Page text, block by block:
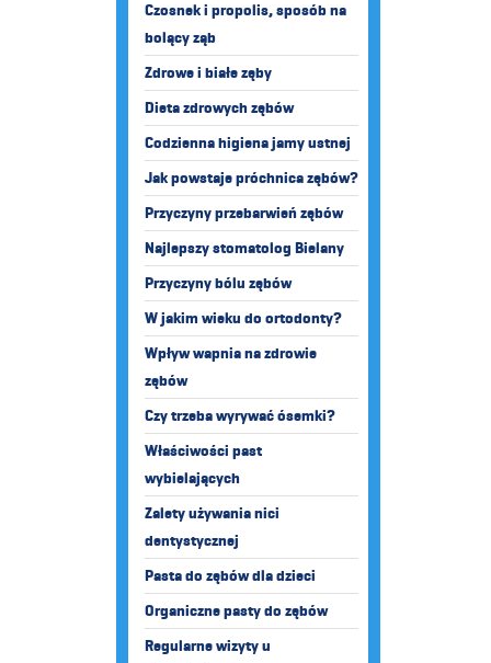
Czosnek i propolis, sposób na
bolący ząb
Zdrowe i białe zęby
Dieta zdrowych zębów
Codzienna higiena jamy ustnej
Jak powstaje próchnica zębów?
Przyczyny przebarwień zębów
Najlepszy stomatolog Bielany
Przyczyny bólu zębów
W jakim wieku do ortodonty?
Wpływ wapnia na zdrowie
zębów
Czy trzeba wyrywać ósemki?
Właściwości past
wybielających
Zalety używania nici
dentystycznej
Pasta do zębów dla dzieci
Organiczne pasty do zębów
Regularne wizyty u